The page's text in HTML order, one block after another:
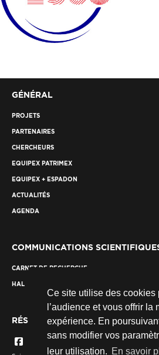
Ce site utilise des cookies
l’audience et vous offrir la
expérience. En
sans modifier vos
leur utilisation. En savoir
GÉNÉRAL
PROJETS
PARTENAIRES
CHERCHEURS
EQUIPEX PATRIMEX
EQUIPEX + ESPADON
ACTUALITÉS
AGENDA
COMMUNICATIONS
CARNET DE RECHERCHE
HAL
RÉSEAUX SOCIAUX